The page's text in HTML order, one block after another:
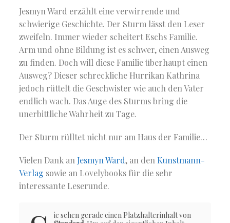
Jesmyn Ward erzählt eine verwirrende und
schwierige Geschichte. Der Sturm lässt den Leser
zweifeln. Immer wieder scheitert Eschs Familie.
Arm und ohne Bildung ist es schwer, einen Ausweg
zu finden. Doch will diese Familie überhaupt einen
Ausweg? Dieser schreckliche Hurrikan Kathrina
jedoch rüttelt die Geschwister wie auch den Vater
endlich wach. Das Auge des Sturms bring die
unerbittliche Wahrheit zu Tage.
Der Sturm rülltet nicht nur am Haus der Familie…
Vielen Dank an Jesmyn Ward, an den Kunstmann-
Verlag sowie an Lovelybooks für die sehr
interessante Leserunde.
ie sehen gerade einen Platzhalterinhalt von